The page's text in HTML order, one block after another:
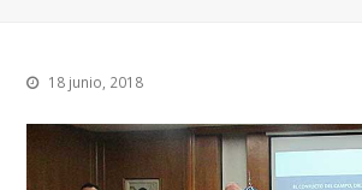
18 junio, 2018